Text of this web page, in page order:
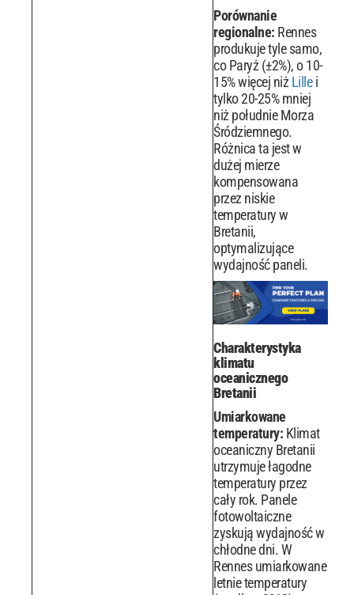
Porównanie
regionalne: Rennes
produkuje tyle samo,
co Paryż (±2%), o 10-
15% więcej niż Lillei
tylko 20-25% mniej
niż południe Morza
Śródziemnego.
Różnica ta jest w
dużej mierze
kompensowana
przez niskie
temperatury w
Bretanii,
optymalizujące
wydajność paneli.
Charakterystyka
klimatu
oceanicznego
Bretanii
Umiarkowane
temperatury: Klimat
oceaniczny Bretanii
utrzymuje łagodne
temperatury przez
cały rok. Panele
fotowoltaiczne
zyskują wydajność w
chłodne dni. W
Rennes umiarkowane
letnie temperatury